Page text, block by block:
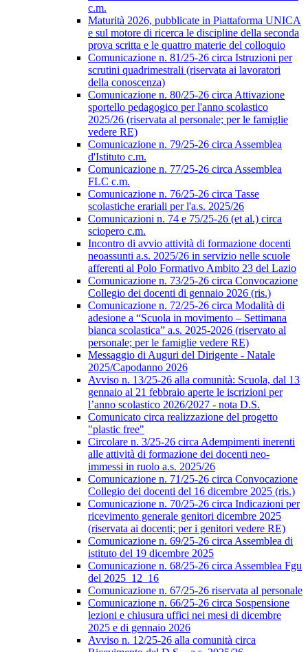
c.m.
Maturità 2026, pubblicate in Piattaforma UNICA
e sul motore di ricerca le discipline della seconda
prova scritta e le quattro materie del colloquio
Comunicazione n. 81/25-26 circa Istruzioni per
scrutini quadrimestrali (riservata ai lavoratori
della conoscenza)
Comunicazione n. 80/25-26 circa Attivazione
sportello pedagogico per l'anno scolastico
2025/26 (riservata al personale; per le famiglie
vedere RE)
Comunicazione n. 79/25-26 circa Assemblea
d'Istituto c.m.
Comunicazione n. 77/25-26 circa Assemblea
FLC c.m.
Comunicazione n. 76/25-26 circa Tasse
scolastiche erariali per l'a.s. 2025/26
Comunicazioni n. 74 e 75/25-26 (et al.) circa
sciopero c.m.
Incontro di avvio attività di formazione docenti
neoassunti a.s. 2025/26 in servizio nelle scuole
afferenti al Polo Formativo Ambito 23 del Lazio
Comunicazione n. 73/25-26 circa Convocazione
Collegio dei docenti di gennaio 2026 (ris.)
Comunicazione n. 72/25-26 circa Modalità di
adesione a “Scuola in movimento – Settimana
bianca scolastica” a.s. 2025-2026 (riservato al
personale; per le famiglie vedere RE)
Messaggio di Auguri del Dirigente - Natale
2025/Capodanno 2026
Avviso n. 13/25-26 alla comunità: Scuola, dal 13
gennaio al 21 febbraio aperte le iscrizioni per
l’anno scolastico 2026/2027 - nota D.S.
Comunicato circa realizzazione del progetto
"plastic free"
Circolare n. 3/25-26 circa Adempimenti inerenti
alle attività di formazione dei docenti neo-
immessi in ruolo a.s. 2025/26
Comunicazione n. 71/25-26 circa Convocazione
Collegio dei docenti del 16 dicembre 2025 (ris.)
Comunicazione n. 70/25-26 circa Indicazioni per
ricevimento generale genitori dicembre 2025
(riservata ai docenti; per i genitori vedere RE)
Comunicazione n. 69/25-26 circa Assemblea di
istituto del 19 dicembre 2025
Comunicazione n. 68/25-26 circa Assemblea Fgu
del 2025_12_16
Comunicazione n. 67/25-26 riservata al personale
Comunicazione n. 66/25-26 circa Sospensione
lezioni e chiusura uffici nei mesi di dicembre
2025 e di gennaio 2026
Avviso n. 12/25-26 alla comunità circa